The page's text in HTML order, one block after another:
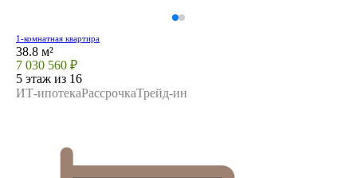
1-комнатная квартира
38.8 м²
7 030 560 ₽
5 этаж из 16
ИТ-ипотекаРассрочкаТрейд-ин